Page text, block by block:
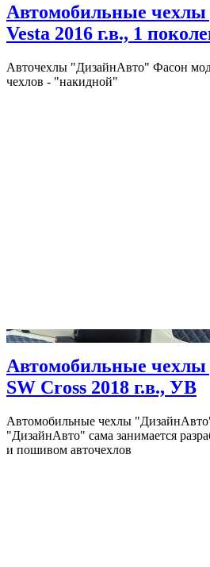
Автомобильные
Vesta 2016 г.в., 1
Авточехлы "ДизайнАвто" Фасон
чехлов - "накидной"
Автомобильные чехлы
SW Cross 2018 г.в., УВ
Автомобильные чехлы
"ДизайнАвто" сама занимается
и пошивом авточехлов